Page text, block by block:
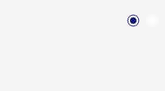
ambientes e sacada,